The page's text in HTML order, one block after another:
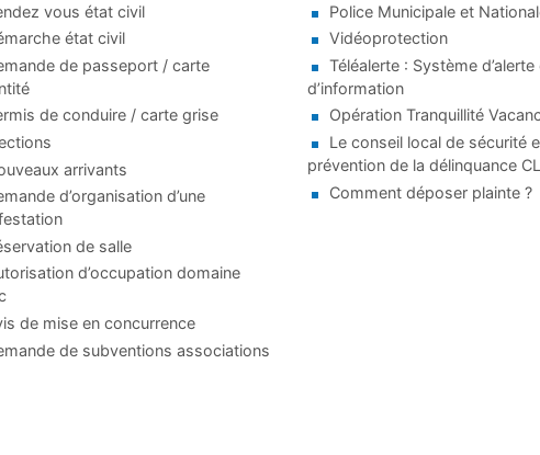
vous état civil
état civil
de passeport / carte
de conduire / carte grise
arrivants
d’organisation d’une
de salle
d’occupation domaine
de mise en concurrence
de subventions associations
Police Municipale et
Vidéoprotection
Téléalerte : Système d’alerte
d’information
Opération Tranquillité
Le conseil local de sécurité
prévention de la délinquance
Comment déposer plainte ?